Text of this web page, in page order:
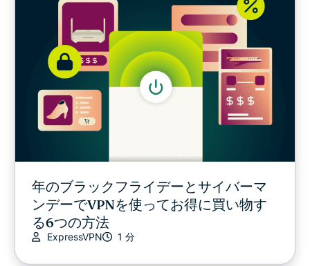
デジタル活動の自由
ExpressVPN for Teams
EXPRESSVPNのニュース
最新
オンラインの安全
その他
年のブラックフライデーとサイバーマ
ンデーでVPNを使ってお得に買い物す
る6つの方法
ExpressVPN 1 分